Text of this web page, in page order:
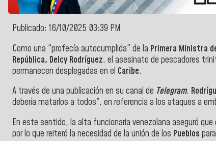
Publicado: 16/10/2025 03:39 PM
Como una "profecía autocumplida" de la Primera Ministra
República, Delcy Rodríguez, el asesinato de pescadores
permanecen desplegadas en el Caribe.
A través de una publicación en su canal de Telegram,
debería matarlos a todos”, en referencia a los ataques a
En este sentido, la alta funcionaria venezolana aseguró que
por lo que reiteró la necesidad de la unión de los Pueblos